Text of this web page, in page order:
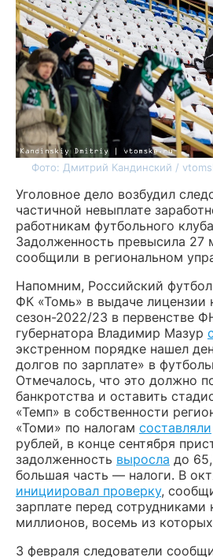
Фото: Дмитрий Кандинский /
Уголовное дело возбудил
частичной невыплате
работникам футбольного
Задолженность превысила 27
сообщили в региональном
Напомним, Российский
ФК «Томь» в выдаче лицензии
сезон-2022/23 в первенстве
губернатора Владимир Мазур
экстренном порядке нашел
долгов по зарплате» в
Отмечалось, что это должно
банкротства и оставить
«Темп» в собственности
«Томи» по налогам составляли
рублей, в конце сентября
задолженность выросла до
большая часть — налоги. В
инициировал проверку,
зарплате перед сотрудниками
миллионов, восемь из
3 февраля следователи